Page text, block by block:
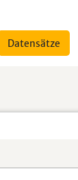
Datensätze